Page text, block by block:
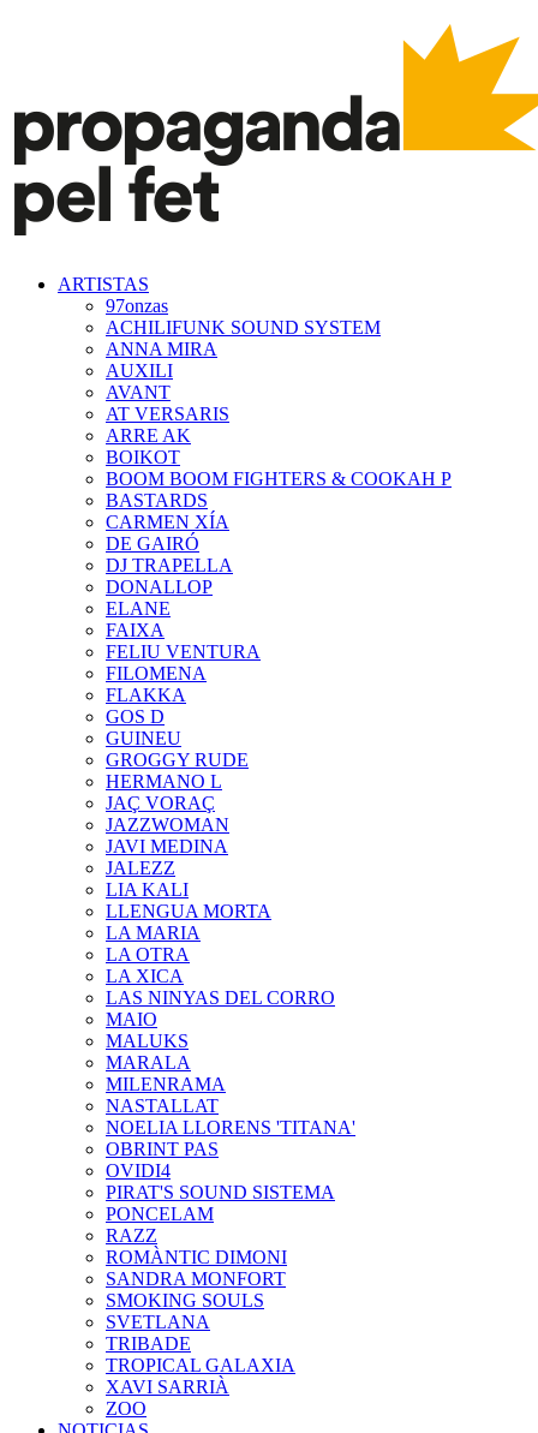
ARTISTAS
97onzas
ACHILIFUNK SOUND SYSTEM
ANNA MIRA
AUXILI
AVANT
AT VERSARIS
ARRE AK
BOIKOT
BOOM BOOM FIGHTERS & COOKAH P
BASTARDS
CARMEN XÍA
DE GAIRÓ
DJ TRAPELLA
DONALLOP
ELANE
FAIXA
FELIU VENTURA
FILOMENA
FLAKKA
GOS D
GUINEU
GROGGY RUDE
HERMANO L
JAÇ VORAÇ
JAZZWOMAN
JAVI MEDINA
JALEZZ
LIA KALI
LLENGUA MORTA
LA MARIA
LA OTRA
LA XICA
LAS NINYAS DEL CORRO
MAIO
MALUKS
MARALA
MILENRAMA
NASTALLAT
NOELIA LLORENS 'TITANA'
OBRINT PAS
OVIDI4
PIRAT'S SOUND SISTEMA
PONCELAM
RAZZ
ROMÀNTIC DIMONI
SANDRA MONFORT
SMOKING SOULS
SVETLANA
TRIBADE
TROPICAL GALAXIA
XAVI SARRIÀ
ZOO